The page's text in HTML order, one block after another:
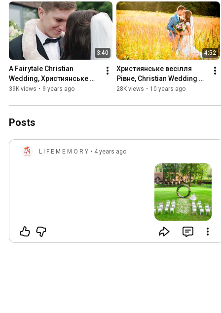
3:40
A Fairytale Christian
Wedding, Християнське
весілля, Христианская
шлюб Луцьк
39K views • 9 years ago
4:52
Християнське весілля
Рівне, Christian Wedding
Ukraine, Христианская
шлюб
28K views • 10 years ago
Posts
L I F E M E M O R Y • 4 years ago